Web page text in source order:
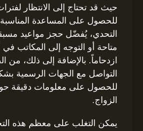
حيث قد تحتاج إلى الانتظار
للحصول على المساعدة
التحدي، يُفضّل حجز مواعيد
متاحة أو التوجه إلى المكاتب
ازدحاماً. بالإضافة إلى ذلك، من
التواصل مع الجهات الرسمية
للحصول على معلومات دقيقة
الزواج.
يمكن التغلب على معظم هذه